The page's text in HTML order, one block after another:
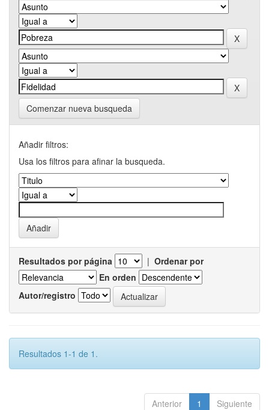
Comenzar nueva busqueda
Añadir filtros:
Usa los filtros para afinar la busqueda.
Resultados por página | Ordenar por
En orden
Autor/registro
Resultados 1-1 de 1.
Anterior 1 Siguiente